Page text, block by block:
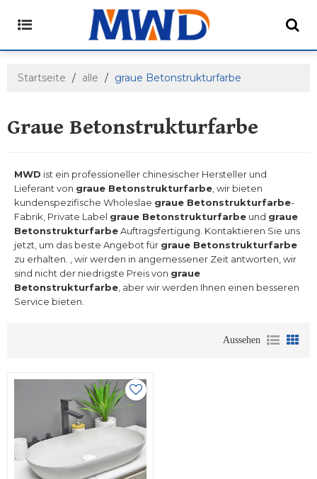
Startseite / alle / graue Betonstrukturfarbe
Graue Betonstrukturfarbe
MWD ist ein professioneller chinesischer Hersteller und
Lieferant von graue Betonstrukturfarbe , wir bieten
kundenspezifische Wholeslae graue Betonstrukturfarbe-
Fabrik, Private Label graue Betonstrukturfarbe und graue
BetonstrukturfarbeAuftragsfertigung. Kontaktieren Sie uns
jetzt, um das beste Angebot für graue Betonstrukturfarbe
zu erhalten. , wir werden in angemessener Zeit antworten, wir
sind nicht der niedrigste Preis von graue
Betonstrukturfarbe , aber wir werden Ihnen einen besseren
Service bieten.
Aussehen